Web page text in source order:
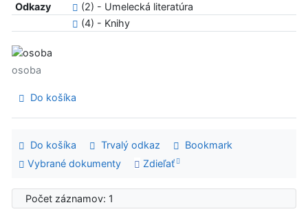
Odkazy
(2) - Umelecká literatúra
(4) - Knihy
osoba
Do košíka
Do košíka Trvalý odkaz
Bookmark
Vybrané dokumenty
Zdieľať
Počet záznamov: 1